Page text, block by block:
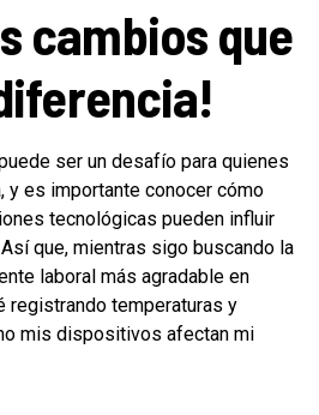
cambios que
ser un desafío para quienes
y es importante conocer cómo
tecnológicas pueden influir
que, mientras sigo buscando la
laboral más agradable en
registrando temperaturas y
mis dispositivos afectan mi